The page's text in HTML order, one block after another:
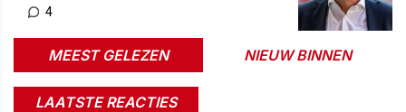
4
MEEST GELEZEN NIEUW BINNEN
LAATSTE REACTIES